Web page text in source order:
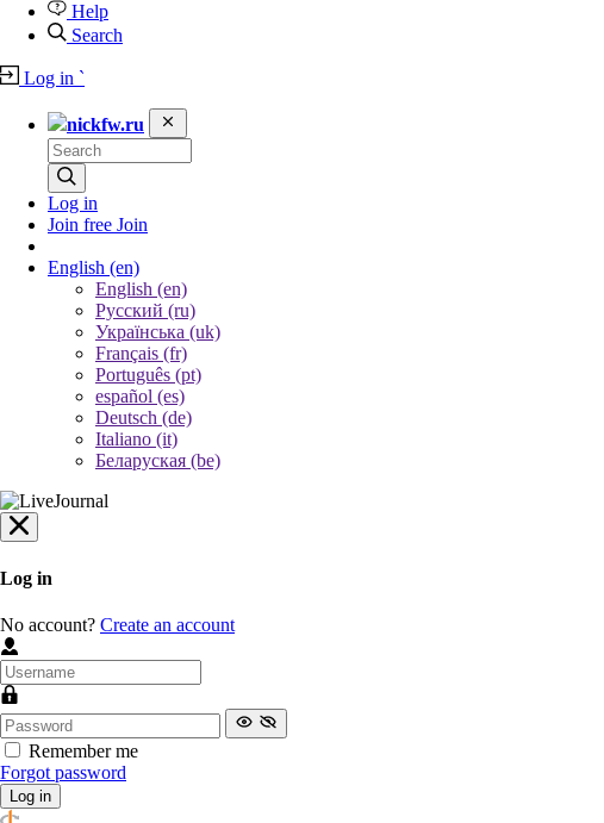
Help
Search
Log in `
nickfw.ru
Log in
Join free Join
English (en)
English (en)
Русский (ru)
Українська (uk)
Français (fr)
Português (pt)
español (es)
Deutsch (de)
Italiano (it)
Беларуская (be)
Log in
No account? Create an account
Remember me
Forgot password
Log in